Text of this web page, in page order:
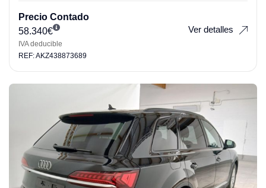
Precio Contado
58.340€
IVA deducible
Ver detalles
REF: AKZ438873689